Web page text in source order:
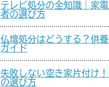
テレビ処分の全知識｜家
者の選び方
仏壇処分はどうする？供
ガイド
失敗しない空き家片付け
の選び方